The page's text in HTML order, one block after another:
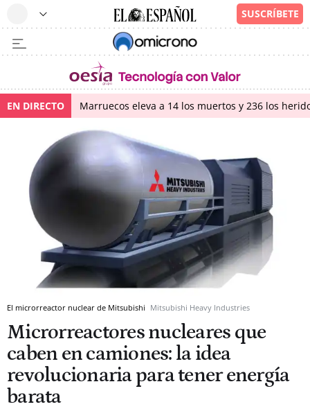
EN DIRECTO Marruecos eleva a 14 los muertos y 236 los
El microrreactor nuclear de Mitsubishi Mitsubishi Heavy Industries
Microrreactores nucleares que
caben en camiones: la idea
revolucionaria para tener energía
barata